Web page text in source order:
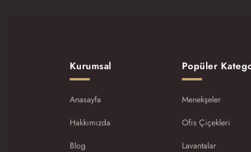
Kurumsal
Anasayfa
Hakkımızda
Blog
Popüler
Menekşeler
Ofis Çiçekleri
Lavantalar